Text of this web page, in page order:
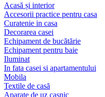
Acasă și interior
Accesorii practice pentru casa
Curatenie in casa
Decorarea casei
Echipament de bucătărie
Echipament pentru baie
Iluminat
In fata casei si apartamentului
Mobila
Textile de casă
Aparate de uz casnic